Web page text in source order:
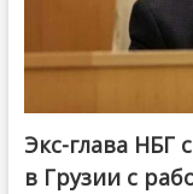
Экс-глава НБГ
в Грузии с